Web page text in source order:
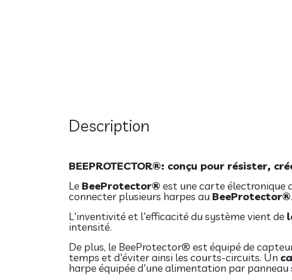
Description
BEEPROTECTOR®: conçu pour résister,
Le BeeProtector® est une carte électronique
connecter plusieurs harpes au BeeProtector®.
L'inventivité et l'efficacité du système vient de
intensité.
De plus, le BeeProtector® est équipé de
temps et d'éviter ainsi les courts-circuits. Un
harpe équipée d'une alimentation par panneau